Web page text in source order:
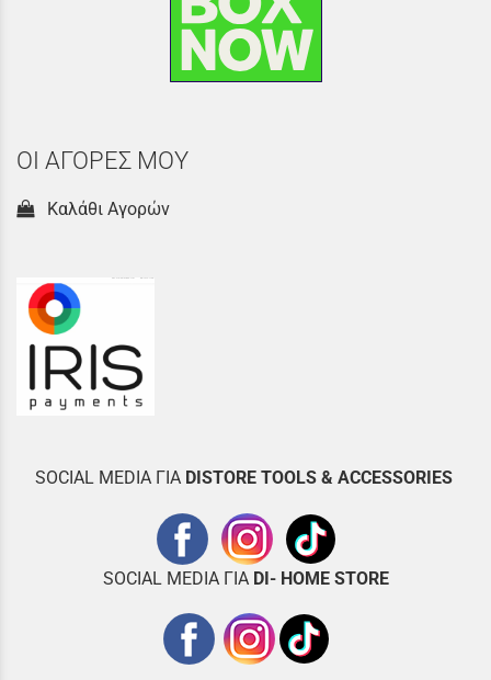
ΟΙ ΑΓΟΡΕΣ ΜΟΥ
Καλάθι Αγορών
SOCIAL MEDIA ΓΙΑ DISTORE TOOLS & ACCESSORIES
SOCIAL MEDIA ΓΙΑ DI- HOME STORE